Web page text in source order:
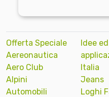
Offerta Speciale
Aereonautica
Aero Club
Alpini
Automobili
Idee ed
Italia
Jeans
Loghi